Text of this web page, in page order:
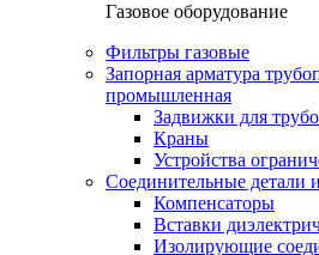
Газовое оборудование
Фильтры газовые
Запорная арматура
промышленная
Задвижки для
Краны
Устройства
Соединительные детали
Компенсаторы
Вставки
Изолирующие